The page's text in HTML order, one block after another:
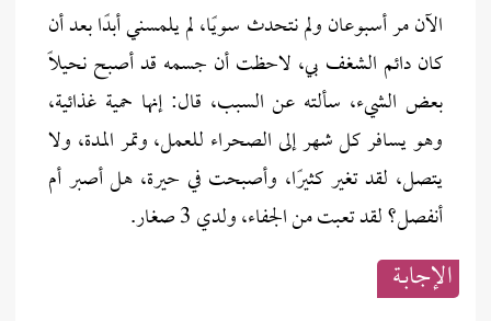
الآن مر أسبوعان ولم نتحدث سويًا، لم يلمسني أبدًا بعد أن
كان دائم الشغف بي، لاحظت أن جسمه قد أصبح نحيلاً
بعض الشيء، سألته عن السبب، قال: إنها حمية غذائية،
وهو يسافر كل شهر إلى الصحراء للعمل، وتمر المدة، ولا
يتصل، لقد تغير كثيرًا، وأصبحت في حيرة، هل أصبر أم
أنفصل؟ لقد تعبت من الجفاء، ولدي 3 صغار.
الإجابــة